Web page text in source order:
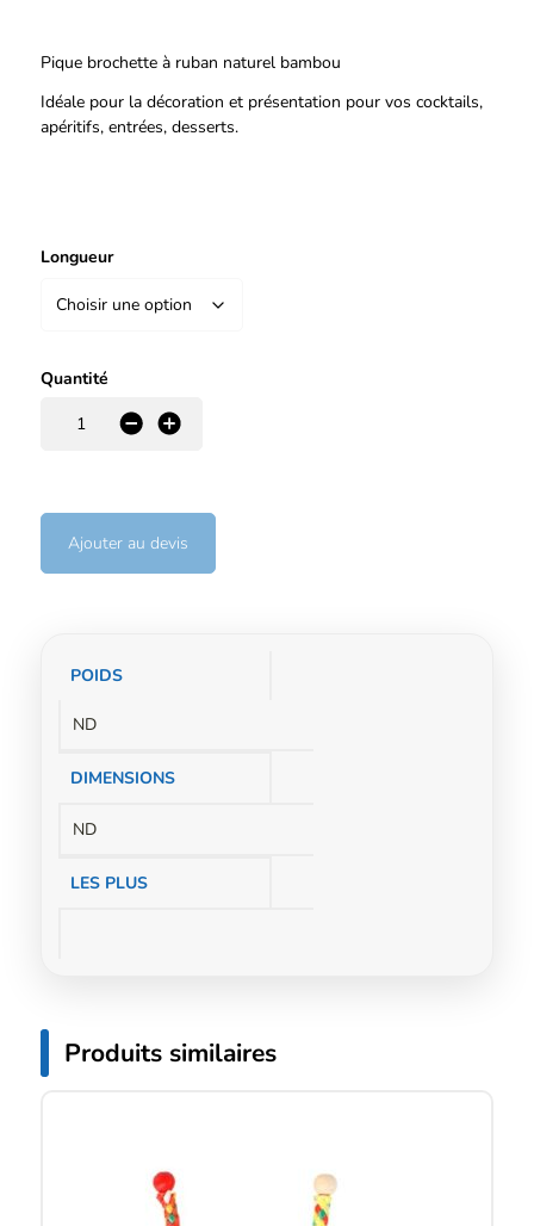
Pique brochette à ruban naturel bambou
Idéale pour la décoration et présentation pour vos cocktails,
apéritifs, entrées, desserts.
Longueur
Quantité
+
-
Ajouter au devis
Informations
POIDS
ND
DIMENSIONS
ND
LES PLUS
Produits similaires